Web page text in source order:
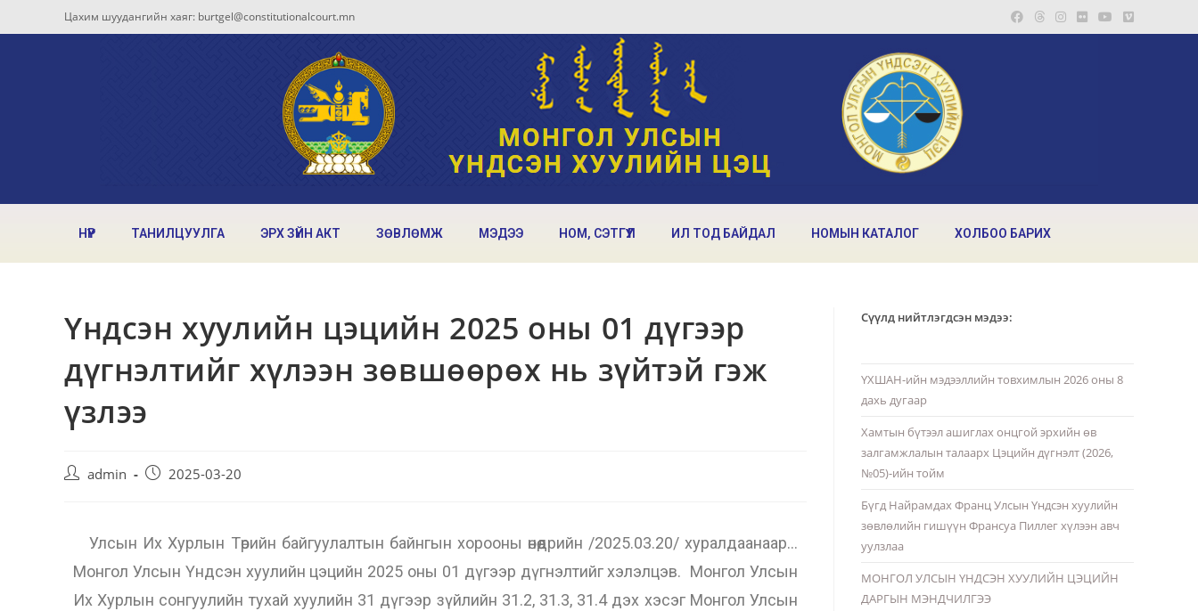
Цахим шуудангийн хаяг: burtgel@constitutionalcourt.mn
НҮҮР ТАНИЛЦУУЛГА ЭРХ ЗҮЙН АКТ ЗӨВЛӨМЖ МЭДЭЭ НОМ, СЭТГҮҮЛ ИЛ ТОД БАЙДАЛ НОМЫН КАТАЛОГ ХОЛБОО БАРИХ
Үндсэн хуулийн цэцийн 2025 оны 01 дүгээр
дүгнэлтийг хүлээн зөвшөөрөх нь зүйтэй гэж
үзлээ
admin 2025-03-20
Улсын Их Хурлын Төрийн байгуулалтын байнгын хорооны өнөөдрийн /2025.03.20/ хуралдаанаар…
Монгол Улсын Үндсэн хуулийн цэцийн 2025 оны 01 дүгээр дүгнэлтийг хэлэлцэв. Монгол Улсын
Их Хурлын сонгуулийн тухай хуулийн 31 дүгээр зүйлийн 31.2, 31.3, 31.4 дэх хэсэг Монгол Улсын
Сүүлд нийтлэгдсэн мэдээ:
ҮХШАН-ийн мэдээллийн товхимлын 2026 оны 8
дахь дугаар
Хамтын бүтээл ашиглах онцгой эрхийн өв
залгамжлалын талаарх Цэцийн дүгнэлт (2026,
№05)-ийн тойм
Бүгд Найрамдах Франц Улсын Үндсэн хуулийн
зөвлөлийн гишүүн Франсуа Пиллег хүлээн авч
уулзлаа
МОНГОЛ УЛСЫН ҮНДСЭН ХУУЛИЙН ЦЭЦИЙН
ДАРГЫН МЭНДЧИЛГЭЭ